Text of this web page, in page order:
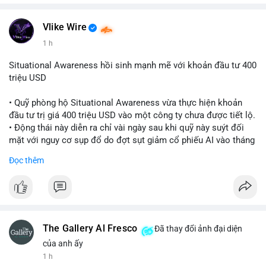
Vlike Wire
1 h
Situational Awareness hồi sinh mạnh mẽ với khoản đầu tư 400
triệu USD
• Quỹ phòng hộ Situational Awareness vừa thực hiện khoản
đầu tư trị giá 400 triệu USD vào một công ty chưa được tiết lộ.
• Động thái này diễn ra chỉ vài ngày sau khi quỹ này suýt đối
mặt với nguy cơ sụp đổ do đợt sụt giảm cổ phiếu AI vào tháng
• Sự trở lại này đánh dấu bước phục hồi đáng chú ý của quỹ
$btc $eth
Đọc thêm
The Gallery Al Fresco
Đã thay đổi ảnh đại diện
của anh ấy
1 h